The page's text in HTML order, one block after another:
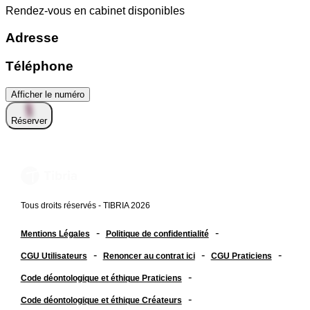
Rendez-vous en cabinet disponibles
Adresse
Téléphone
Afficher le numéro
Réserver
Tous droits réservés - TIBRIA 2026
Mentions Légales - Politique de confidentialité -
CGU Utilisateurs - Renoncer au contrat ici - CGU Praticiens -
Code déontologique et éthique Praticiens -
Code déontologique et éthique Créateurs -